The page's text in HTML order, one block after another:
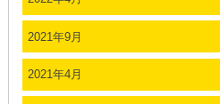
2021年9月
2021年4月